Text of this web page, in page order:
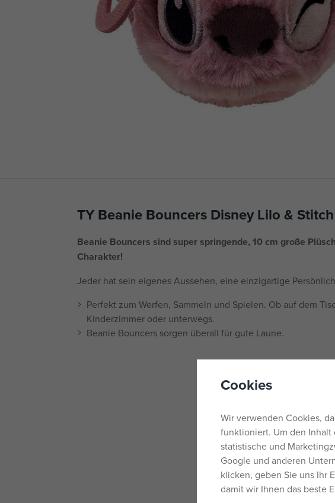
TY Beanie Bouncers Disney Lilo &
Beanie Bouncers sind super springende, 10 cm große
Charakter!
Jeder hat sein eigenes Aussehen, eine einzigartige
Perfekt zum Werfen, Sammeln und Spielen. Ob auf dem
Kinderzimmer oder unterwegs.
Beanie Bouncers sorgen überall für gute Laune.
Cookies
Wir verwenden Cookies,
funktioniert. Um den Inhalt
statistische und
Google und anderen
klicken, geben Sie uns Ihr
damit wir Ihnen das beste